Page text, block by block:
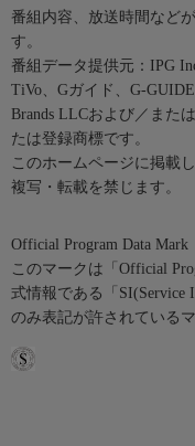
番組内容、放送時間など
す。
番組データ提供元：IPG
TiVo、Gガイド、G-
Brands LLCおよび／また
たは登録商標です。
このホームページに掲載
複写・転載を禁じます。
Official Program Data Mark
このマークは「Official
式情報である「SI(Service
のみ表記が許されているマ